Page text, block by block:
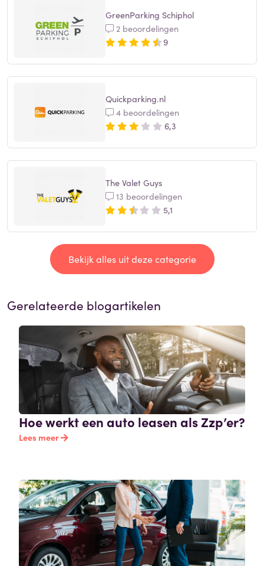
GreenParking Schiphol
2 beoordelingen
9
Quickparking.nl
4 beoordelingen
6,3
The Valet Guys
13 beoordelingen
5,1
Bekijk alles uit deze categorie
Gerelateerde blogartikelen
Hoe werkt een auto leasen als Zzp’er?
Lees meer